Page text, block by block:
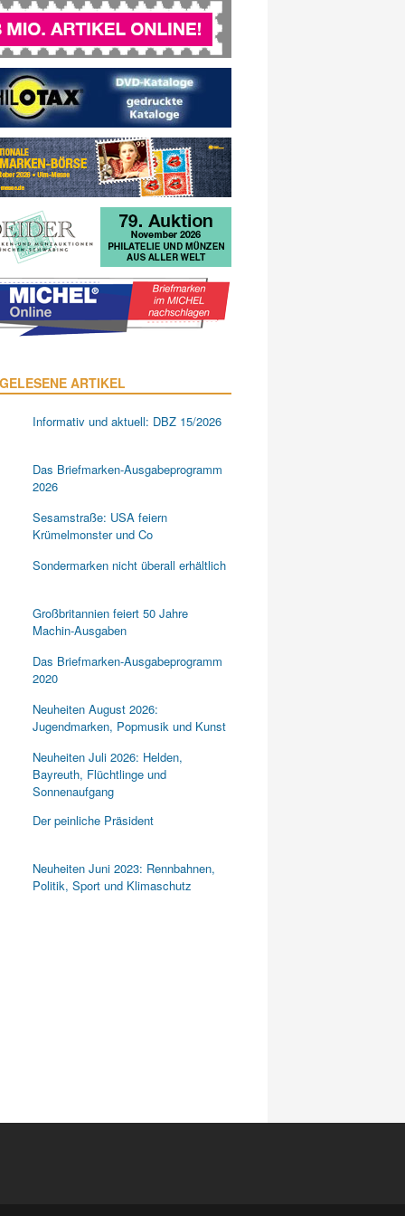
ARTIKEL
Informativ und aktuell: DBZ 15/2026
Das Briefmarken-Ausgabeprogramm
2026
Sesamstraße: USA feiern
Krümelmonster und Co
Sondermarken nicht überall erhältlich
Großbritannien feiert 50 Jahre
Machin-Ausgaben
Das Briefmarken-Ausgabeprogramm
2020
Neuheiten August 2026:
Jugendmarken, Popmusik und Kunst
Neuheiten Juli 2026: Helden,
Bayreuth, Flüchtlinge und
Sonnenaufgang
Der peinliche Präsident
Neuheiten Juni 2023: Rennbahnen,
Politik, Sport und Klimaschutz